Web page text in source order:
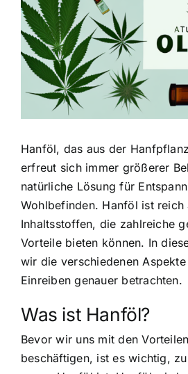
Hanföl, das aus der
erfreut sich immer größerer
natürliche Lösung für
Wohlbefinden. Hanföl ist reich
Inhaltsstoffen, die zahlreiche
Vorteile bieten können. In
wir die verschiedenen
Einreiben genauer betrachten.
Was ist Hanföl?
Bevor wir uns mit den
beschäftigen, ist es wichtig,